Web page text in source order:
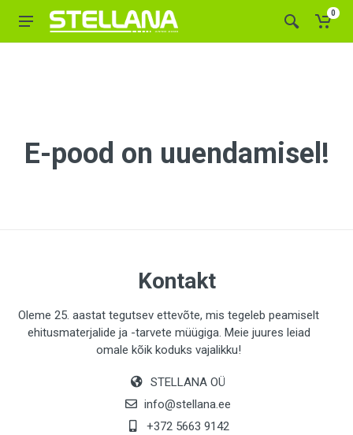
0
E-pood on uuendamisel!
Kontakt
Oleme 25. aastat tegutsev ettevõte, mis tegeleb peamiselt
ehitusmaterjalide ja -tarvete müügiga. Meie juures leiad
omale kõik koduks vajalikku!
STELLANA OÜ
info@stellana.ee
+372 5663 9142